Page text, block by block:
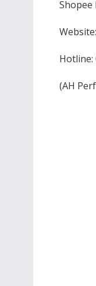
Shopee
Website:
Hotline:
(AH